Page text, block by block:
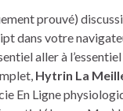
prouvé)
dans votre
aller à
Hytrin La
En Ligne